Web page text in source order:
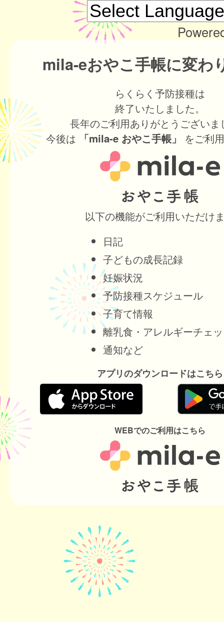
mila-eおやこ手帳に変わ
らくらく予防接種は
終了いたしました。
長年のご利用ありがとうございま
今後は
「mila-e おやこ手帳」 をご利
以下の機能がご利用いただけ
日記
子どもの成長記録
妊娠状況
予防接種スケジュール
子育て情報
離乳食・アレルギーチェ
通知など
アプリのダウンロードはこちら
WEBでのご利用はこちら